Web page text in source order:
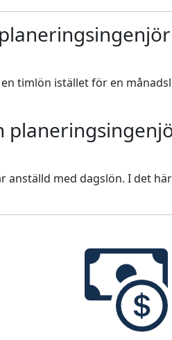
timlön istället för en
anställd med dagslön. I det